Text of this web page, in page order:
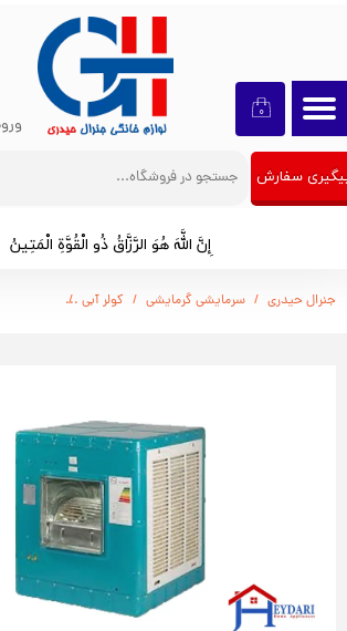
۰
تغییر گذر واژه
سفارشات
خروج از حساب کاربری
سفارش
إِنَّ اللَّهَ هُوَ الرَّزَّاقُ ذُو الْقُوَّةِ الْمَتِينُ​​​​​​​
جنرال حیدری سرمایشی گرمایشی کولر آبی